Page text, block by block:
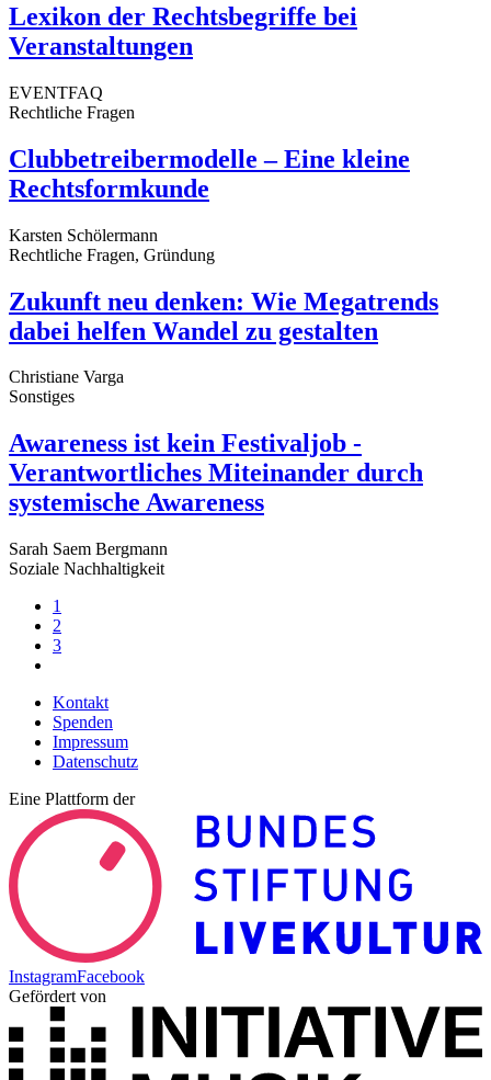
Lexikon der Rechtsbegriffe bei
Veranstaltungen
EVENTFAQ
Rechtliche Fragen
Clubbetreibermodelle – Eine kleine
Rechtsformkunde
Karsten Schölermann
Rechtliche Fragen, Gründung
Zukunft neu denken: Wie Megatrends
dabei helfen Wandel zu gestalten
Christiane Varga
Sonstiges
Awareness ist kein Festivaljob -
Verantwortliches Miteinander durch
systemische Awareness
Sarah Saem Bergmann
Soziale Nachhaltigkeit
1
2
3
Kontakt
Spenden
Impressum
Datenschutz
Eine Plattform der
InstagramFacebook
Gefördert von